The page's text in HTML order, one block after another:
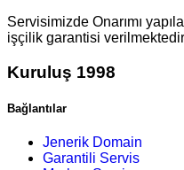
Servisimizde Onarımı
işçilik garantisi verilmektedir
Kuruluş 1998
Bağlantılar
Jenerik Domain
Garantili Servis